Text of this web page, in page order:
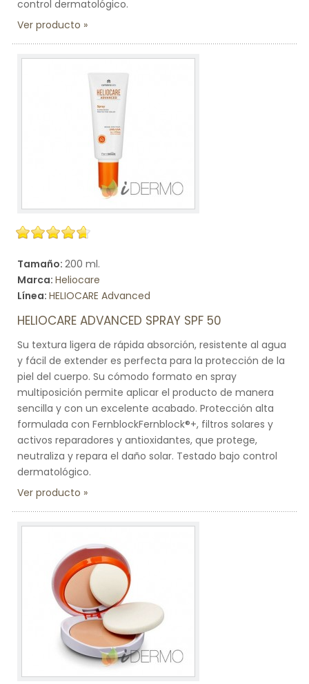
control dermatológico.
Ver producto
Tamaño: 200 ml.
Marca: Heliocare
Línea: HELIOCARE Advanced
HELIOCARE ADVANCED SPRAY SPF 50
Su textura ligera de rápida absorción, resistente al agua
y fácil de extender es perfecta para la protección de la
piel del cuerpo. Su cómodo formato en spray
multiposición permite aplicar el producto de manera
sencilla y con un excelente acabado. Protección alta
formulada con FernblockFernblock®+, filtros solares y
activos reparadores y antioxidantes, que protege,
neutraliza y repara el daño solar. Testado bajo control
dermatológico.
Ver producto